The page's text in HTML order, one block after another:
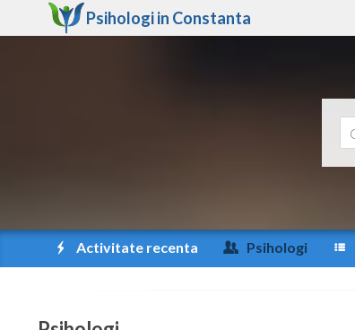
Psihologi in Constanta
Activitate recenta Psihologi